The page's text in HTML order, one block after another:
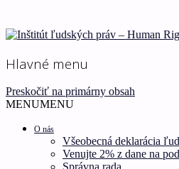
Inštitút
Human Rights
Ľudské práva pre
Hlavné menu
Preskočiť na primárny obsah
MENUMENU
O nás
Všeobecná deklarácia
Venujte 2% z dane na